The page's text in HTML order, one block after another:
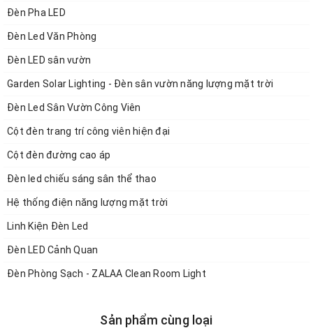
Đèn Pha LED
Đèn Led Văn Phòng
Đèn LED sân vườn
Garden Solar Lighting - Đèn sân vườn năng lượng mặt trời
Đèn Led Sân Vườn Công Viên
Cột đèn trang trí công viên hiện đại
Cột đèn đường cao áp
Đèn led chiếu sáng sân thể thao
Hệ thống điện năng lượng mặt trời
Linh Kiện Đèn Led
Đèn LED Cảnh Quan
Đèn Phòng Sạch - ZALAA Clean Room Light
Sản phẩm cùng loại